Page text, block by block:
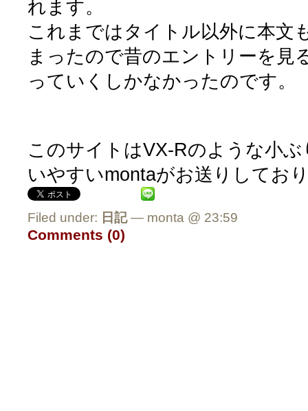
れます。
これまではタイトル以外に本文
まったので昔のエントリーを見
っていくしかなかったのです。
このサイトはVX-Rのような小
いやすいmontaがお送りしてお
Filed under: 日記— monta @ 23:59
Comments (0)